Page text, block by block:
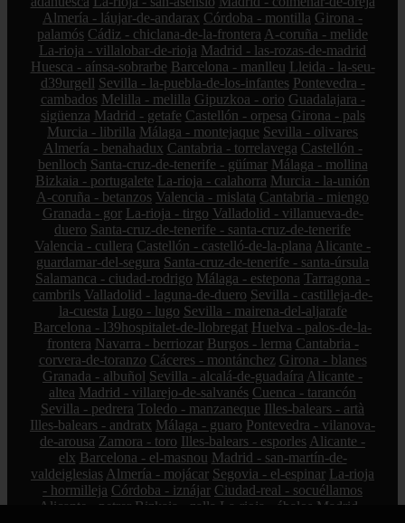
Almería - láujar-de-andarax Córdoba - montilla Girona -
palamós Cádiz - chiclana-de-la-frontera A-coruña - melide
La-rioja - villalobar-de-rioja Madrid - las-rozas-de-madrid
Huesca - aínsa-sobrarbe Barcelona - manlleu Lleida - la-seu-
d39urgell Sevilla - la-puebla-de-los-infantes Pontevedra -
cambados Melilla - melilla Gipuzkoa - orio Guadalajara -
sigüenza Madrid - getafe Castellón - orpesa Girona - pals
Murcia - librilla Málaga - montejaque Sevilla - olivares
Almería - benahadux Cantabria - torrelavega Castellón -
benlloch Santa-cruz-de-tenerife - güímar Málaga - mollina
Bizkaia - portugalete La-rioja - calahorra Murcia - la-unión
A-coruña - betanzos Valencia - mislata Cantabria - miengo
Granada - gor La-rioja - tirgo Valladolid - villanueva-de-
duero Santa-cruz-de-tenerife - santa-cruz-de-tenerife
Valencia - cullera Castellón - castelló-de-la-plana Alicante -
guardamar-del-segura Santa-cruz-de-tenerife - santa-úrsula
Salamanca - ciudad-rodrigo Málaga - estepona Tarragona -
cambrils Valladolid - laguna-de-duero Sevilla - castilleja-de-
la-cuesta Lugo - lugo Sevilla - mairena-del-aljarafe
Barcelona - l39hospitalet-de-llobregat Huelva - palos-de-la-
frontera Navarra - berriozar Burgos - lerma Cantabria -
corvera-de-toranzo Cáceres - montánchez Girona - blanes
Granada - albuñol Sevilla - alcalá-de-guadaíra Alicante -
altea Madrid - villarejo-de-salvanés Cuenca - tarancón
Sevilla - pedrera Toledo - manzaneque Illes-balears - artà
Illes-balears - andratx Málaga - guaro Pontevedra - vilanova-
de-arousa Zamora - toro Illes-balears - esporles Alicante -
elx Barcelona - el-masnou Madrid - san-martín-de-
valdeiglesias Almería - mojácar Segovia - el-espinar La-rioja
- hormilleja Córdoba - iznájar Ciudad-real - socuéllamos
Alicante - petrer Bizkaia - zalla La-rioja - ábalos Madrid -